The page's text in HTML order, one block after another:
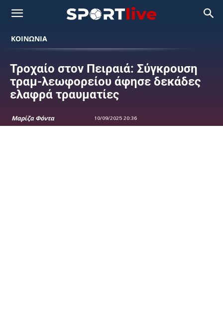
ΚΟΙΝΩΝΙΑ
Τροχαίο στον Πειραιά: Σύγκρουση
τραμ-λεωφορείου άφησε δεκάδες
ελαφρά τραυματίες
Μαρίζα Φόντα 10/09/2025 20:36